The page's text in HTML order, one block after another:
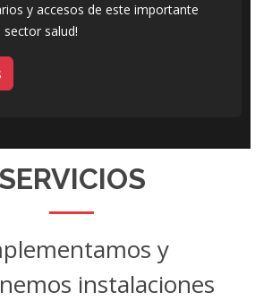
y accesos de este importante
salud!
SERVICIOS
y
instalaciones